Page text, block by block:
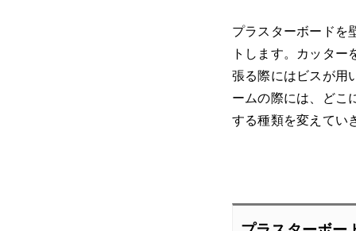
プラスターボードを
トします。カッタ
張る際にはビスが用
ームの際には、どこ
する種類を変えてい